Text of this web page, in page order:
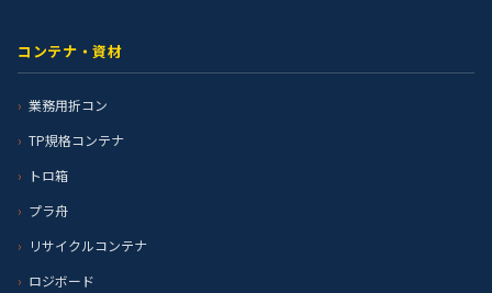
コンテナ・資材
業務用折コン
TP規格コンテナ
トロ箱
プラ舟
リサイクルコンテナ
ロジボード